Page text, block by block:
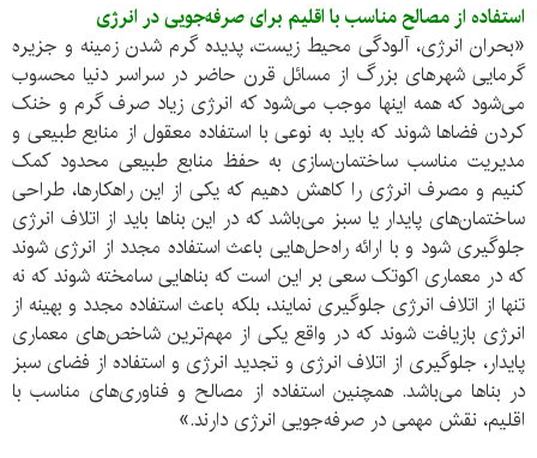
استفاده از مصالح مناسب با اقلیم برای صرفه‌جویی در انرژی
«بحران انرژی، آلودگی محیط زیست، پدیده گرم شدن زمینه و جزیره
گرمایی شهرهای بزرگ از مسائل قرن حاضر در سراسر دنیا محسوب
می‌شود که همه اینها موجب می‌شود که انرژی زیاد صرف گرم و خنک
کردن فضاها شوند که باید به نوعی با استفاده معقول از منابع طبیعی و
مدیریت مناسب ساختمان‌سازی به حفظ منابع طبیعی محدود کمک
کنیم و مصرف انرژی را کاهش دهیم که یکی از این راهکارها، طراحی
ساختمان‌های پایدار یا سبز می‌باشد که در این بناها باید از اتلاف انرژی
جلوگیری شود و با ارائه راه‌حل‌هایی باعث استفاده مجدد از انرژی شوند
که در معماری اکوتک سعی بر این است که بناهایی سامخته شوند که نه
تنها از اتلاف انرژی جلوگیری نمایند، بلکه باعث استفاده مجدد و بهینه از
انرژی بازیافت شوند که در واقع یکی از مهم‌ترین شاخص‌های معماری
پایدار، جلوگیری از اتلاف انرژی و تجدید انرژی و استفاده از فضای سبز
در بناها می‌باشد. همچنین استفاده از مصالح و فناوری‌های مناسب با
اقلیم، نقش مهمی در صرفه‌جویی انرژی دارند.»